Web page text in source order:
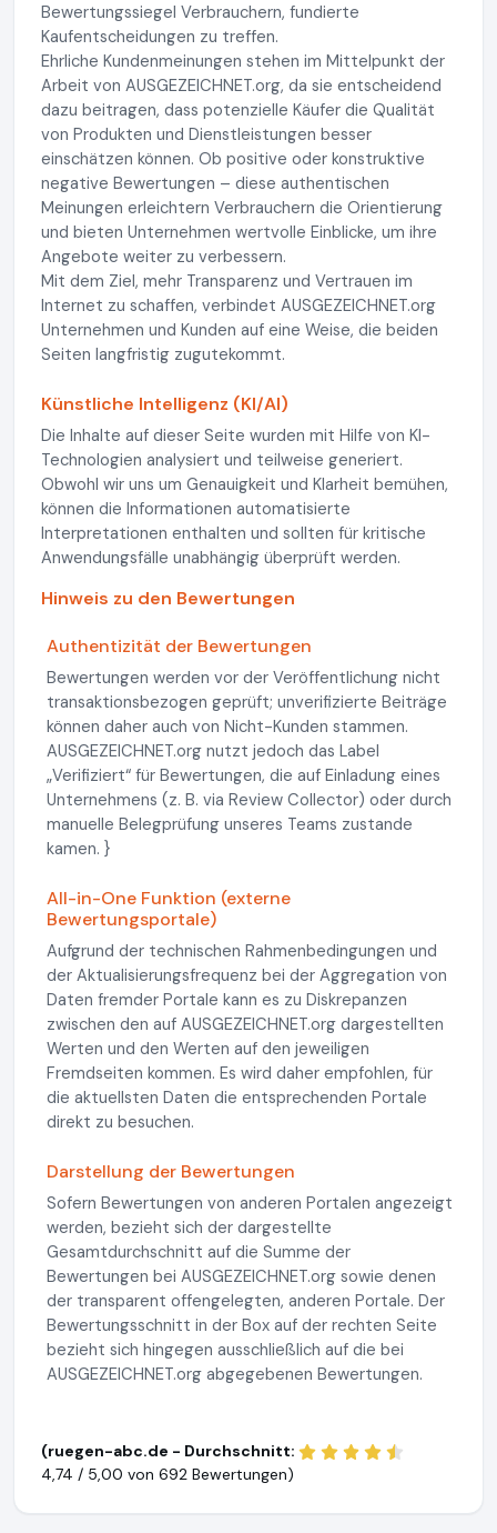
Bewertungssiegel Verbrauchern, fundierte
Kaufentscheidungen zu treffen.
Ehrliche Kundenmeinungen stehen im Mittelpunkt der
Arbeit von AUSGEZEICHNET.org, da sie entscheidend
dazu beitragen, dass potenzielle Käufer die Qualität
von Produkten und Dienstleistungen besser
einschätzen können. Ob positive oder konstruktive
negative Bewertungen – diese authentischen
Meinungen erleichtern Verbrauchern die Orientierung
und bieten Unternehmen wertvolle Einblicke, um ihre
Angebote weiter zu verbessern.
Mit dem Ziel, mehr Transparenz und Vertrauen im
Internet zu schaffen, verbindet AUSGEZEICHNET.org
Unternehmen und Kunden auf eine Weise, die beiden
Seiten langfristig zugutekommt.
Künstliche Intelligenz (KI/AI)
Die Inhalte auf dieser Seite wurden mit Hilfe von KI-
Technologien analysiert und teilweise generiert.
Obwohl wir uns um Genauigkeit und Klarheit bemühen,
können die Informationen automatisierte
Interpretationen enthalten und sollten für kritische
Anwendungsfälle unabhängig überprüft werden.
Hinweis zu den Bewertungen
Authentizität der Bewertungen
Bewertungen werden vor der Veröffentlichung nicht
transaktionsbezogen geprüft; unverifizierte Beiträge
können daher auch von Nicht-Kunden stammen.
AUSGEZEICHNET.org nutzt jedoch das Label
„Verifiziert“ für Bewertungen, die auf Einladung eines
Unternehmens (z. B. via Review Collector) oder durch
manuelle Belegprüfung unseres Teams zustande
kamen. }
All-in-One Funktion (externe
Bewertungsportale)
Aufgrund der technischen Rahmenbedingungen und
der Aktualisierungsfrequenz bei der Aggregation von
Daten fremder Portale kann es zu Diskrepanzen
zwischen den auf AUSGEZEICHNET.org dargestellten
Werten und den Werten auf den jeweiligen
Fremdseiten kommen. Es wird daher empfohlen, für
die aktuellsten Daten die entsprechenden Portale
direkt zu besuchen.
Darstellung der Bewertungen
Sofern Bewertungen von anderen Portalen angezeigt
werden, bezieht sich der dargestellte
Gesamtdurchschnitt auf die Summe der
Bewertungen bei AUSGEZEICHNET.org sowie denen
der transparent offengelegten, anderen Portale. Der
Bewertungsschnitt in der Box auf der rechten Seite
bezieht sich hingegen ausschließlich auf die bei
AUSGEZEICHNET.org abgegebenen Bewertungen.
(ruegen-abc.de - Durchschnitt:
4,74 / 5,00 von 692 Bewertungen)